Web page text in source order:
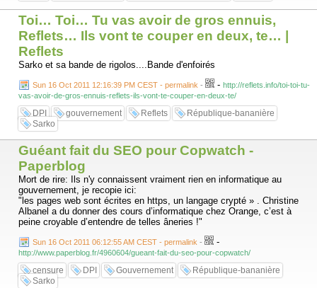
Toi… Toi… Tu vas avoir de gros ennuis,
Reflets… Ils vont te couper en deux, te… |
Reflets
Sarko et sa bande de rigolos....Bande d'enfoirés
Sun 16 Oct 2011 12:16:39 PM CEST - permalink - - http://reflets.info/toi-toi-tu-
vas-avoir-de-gros-ennuis-reflets-ils-vont-te-couper-en-deux-te/
DPI gouvernement Reflets
République-bananière
Sarko
Guéant fait du SEO pour Copwatch -
Paperblog
Mort de rire: Ils n'y connaissent vraiment rien en informatique au
gouvernement, je recopie ici:
"les pages web sont écrites en https, un langage crypté » . Christine
Albanel a du donner des cours d’informatique chez Orange, c’est à
peine croyable d’entendre de telles âneries !"
Sun 16 Oct 2011 06:12:55 AM CEST - permalink - -
http://www.paperblog.fr/4960604/gueant-fait-du-seo-pour-copwatch/
censure DPI Gouvernement
République-bananière
Sarko